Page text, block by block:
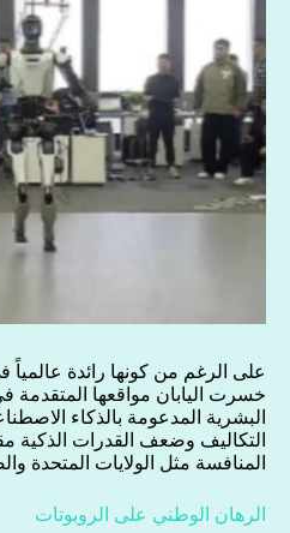
على الرغم من كونها رائدة عالمياً
خسرت اليابان مواقعها المتقدمة
البشرية المدعومة بالذكاء
التكاليف وضعف القدرات الذكية
المنافسة مثل الولايات المتحدة
الرهان الوطني على الروبوتات